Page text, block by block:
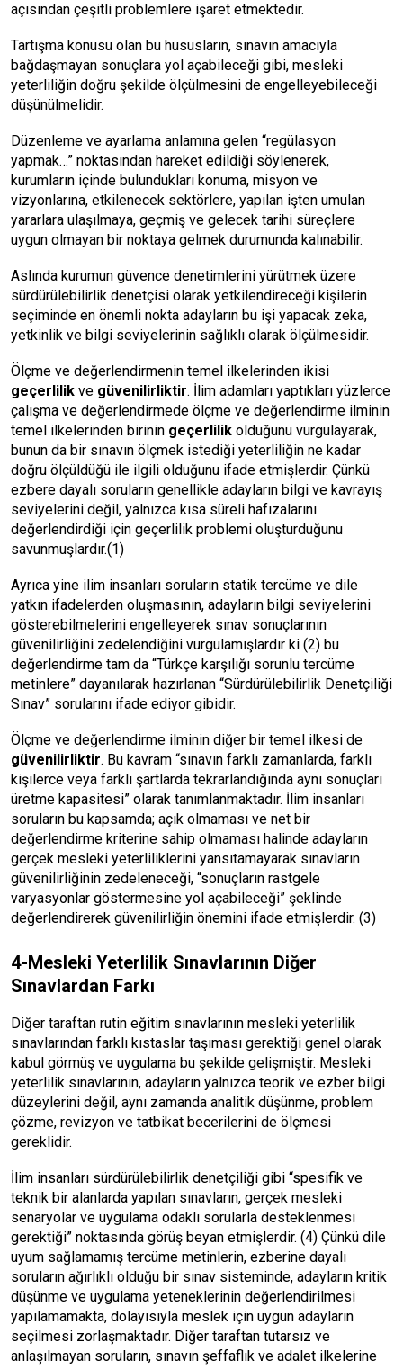
açısından çeşitli problemlere işaret etmektedir.
Tartışma konusu olan bu hususların, sınavın amacıyla
bağdaşmayan sonuçlara yol açabileceği gibi, mesleki
yeterliliğin doğru şekilde ölçülmesini de engelleyebileceği
düşünülmelidir.
Düzenleme ve ayarlama anlamına gelen “regülasyon
yapmak…” noktasından hareket edildiği söylenerek,
kurumların içinde bulundukları konuma, misyon ve
vizyonlarına, etkilenecek sektörlere, yapılan işten umulan
yararlara ulaşılmaya, geçmiş ve gelecek tarihi süreçlere
uygun olmayan bir noktaya gelmek durumunda kalınabilir.
Aslında kurumun güvence denetimlerini yürütmek üzere
sürdürülebilirlik denetçisi olarak yetkilendireceği kişilerin
seçiminde en önemli nokta adayların bu işi yapacak zeka,
yetkinlik ve bilgi seviyelerinin sağlıklı olarak ölçülmesidir.
Ölçme ve değerlendirmenin temel ilkelerinden ikisi
geçerlilik ve güvenilirliktir. İlim adamları yaptıkları yüzlerce
çalışma ve değerlendirmede ölçme ve değerlendirme ilminin
temel ilkelerinden birinin geçerlilik olduğunu vurgulayarak,
bunun da bir sınavın ölçmek istediği yeterliliğin ne kadar
doğru ölçüldüğü ile ilgili olduğunu ifade etmişlerdir. Çünkü
ezbere dayalı soruların genellikle adayların bilgi ve kavrayış
seviyelerini değil, yalnızca kısa süreli hafızalarını
değerlendirdiği için geçerlilik problemi oluşturduğunu
savunmuşlardır.(1)
Ayrıca yine ilim insanları soruların statik tercüme ve dile
yatkın ifadelerden oluşmasının, adayların bilgi seviyelerini
gösterebilmelerini engelleyerek sınav sonuçlarının
güvenilirliğini zedelendiğini vurgulamışlardır ki (2) bu
değerlendirme tam da “Türkçe karşılığı sorunlu tercüme
metinlere” dayanılarak hazırlanan “Sürdürülebilirlik Denetçiliği
Sınav” sorularını ifade ediyor gibidir.
Ölçme ve değerlendirme ilminin diğer bir temel ilkesi de
güvenilirliktir. Bu kavram “sınavın farklı zamanlarda, farklı
kişilerce veya farklı şartlarda tekrarlandığında aynı sonuçları
üretme kapasitesi” olarak tanımlanmaktadır. İlim insanları
soruların bu kapsamda; açık olmaması ve net bir
değerlendirme kriterine sahip olmaması halinde adayların
gerçek mesleki yeterliliklerini yansıtamayarak sınavların
güvenilirliğinin zedeleneceği, “sonuçların rastgele
varyasyonlar göstermesine yol açabileceği” şeklinde
değerlendirerek güvenilirliğin önemini ifade etmişlerdir. (3)
4-Mesleki Yeterlilik Sınavlarının Diğer
Sınavlardan Farkı
Diğer taraftan rutin eğitim sınavlarının mesleki yeterlilik
sınavlarından farklı kıstaslar taşıması gerektiği genel olarak
kabul görmüş ve uygulama bu şekilde gelişmiştir. Mesleki
yeterlilik sınavlarının, adayların yalnızca teorik ve ezber bilgi
düzeylerini değil, aynı zamanda analitik düşünme, problem
çözme, revizyon ve tatbikat becerilerini de ölçmesi
gereklidir.
İlim insanları sürdürülebilirlik denetçiliği gibi “spesifik ve
teknik bir alanlarda yapılan sınavların, gerçek mesleki
senaryolar ve uygulama odaklı sorularla desteklenmesi
gerektiği” noktasında görüş beyan etmişlerdir. (4) Çünkü dile
uyum sağlamamış tercüme metinlerin, ezberine dayalı
soruların ağırlıklı olduğu bir sınav sisteminde, adayların kritik
düşünme ve uygulama yeteneklerinin değerlendirilmesi
yapılamamakta, dolayısıyla meslek için uygun adayların
seçilmesi zorlaşmaktadır. Diğer taraftan tutarsız ve
anlaşılmayan soruların, sınavın şeffaflık ve adalet ilkelerine